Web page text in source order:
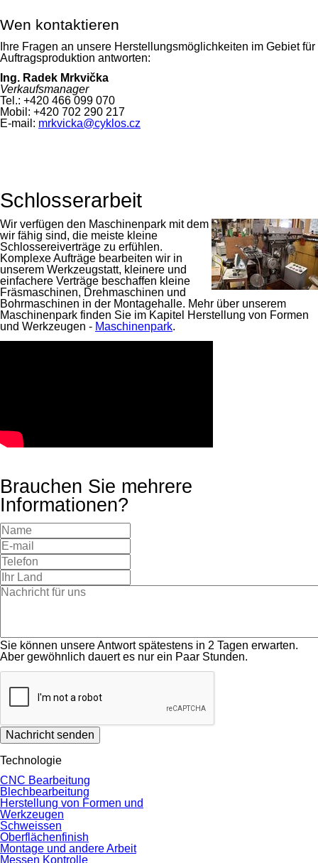
Wen kontaktieren
Ihre Fragen an unsere Herstellungsmöglichkeiten im Gebiet für
Auftragsproduktion antworten:
Ing. Radek Mrkvička
Verkaufsmanager
Tel.: +420 466 099 070
Mobil: +420 702 290 217
E-mail: mrkvicka@cyklos.cz
Schlosserarbeit
Wir verfügen den Maschinenpark mit dem
wir fähig sind, die meiste kleine
Schlossereiverträge zu erfühlen.
Komplexe Aufträge bearbeiten wir in
unserem Werkzeugstatt, kleinere und
einfachere Verträge beschaffen kleine
Fräsmaschinen, Drehmaschinen und
Bohrmaschinen in der Montagehalle. Mehr über unserem
Maschinenpark finden Sie im Kapitel Herstellung von Formen
und Werkzeugen - Maschinenpark.
Brauchen Sie mehrere
Informationen?
Sie können unsere Antwort spätestens in 2 Tagen erwarten.
Aber gewöhnlich dauert es nur ein Paar Stunden.
Nachricht senden
Technologie
CNC Bearbeitung
Blechbearbeitung
Herstellung von Formen und
Werkzeugen
Schweissen
Oberflächenfinish
Montage und andere Arbeit
Messen Kontrolle